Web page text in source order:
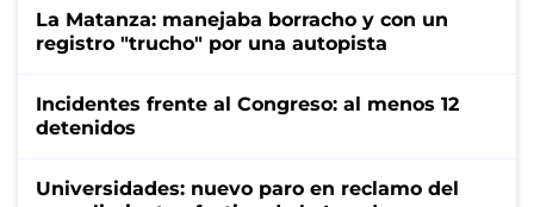
La Matanza: manejaba borracho y con un
registro "trucho" por una autopista
Incidentes frente al Congreso: al menos 12
detenidos
Universidades: nuevo paro en reclamo del